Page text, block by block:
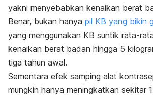
yakni menyebabkan kenaikan berat
Benar, bukan hanya pil KB yang bikin
yang menggunakan KB suntik rata-
kenaikan berat badan hingga 5
tiga tahun awal.
Sementara efek samping alat
mungkin hanya meningkatkan sekitar